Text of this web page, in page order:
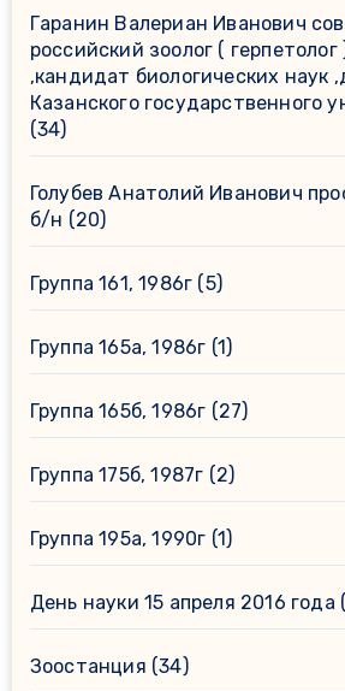
Гаранин Валериан Иванович
российский зоолог ( герпетолог
,кандидат биологических наук
Казанского государственного
(34)
Голубев Анатолий Иванович
б/н (20)
Группа 161, 1986г (5)
Группа 165а, 1986г (1)
Группа 165б, 1986г (27)
Группа 175б, 1987г (2)
Группа 195а, 1990г (1)
День науки 15 апреля 2016 года
Зоостанция (34)